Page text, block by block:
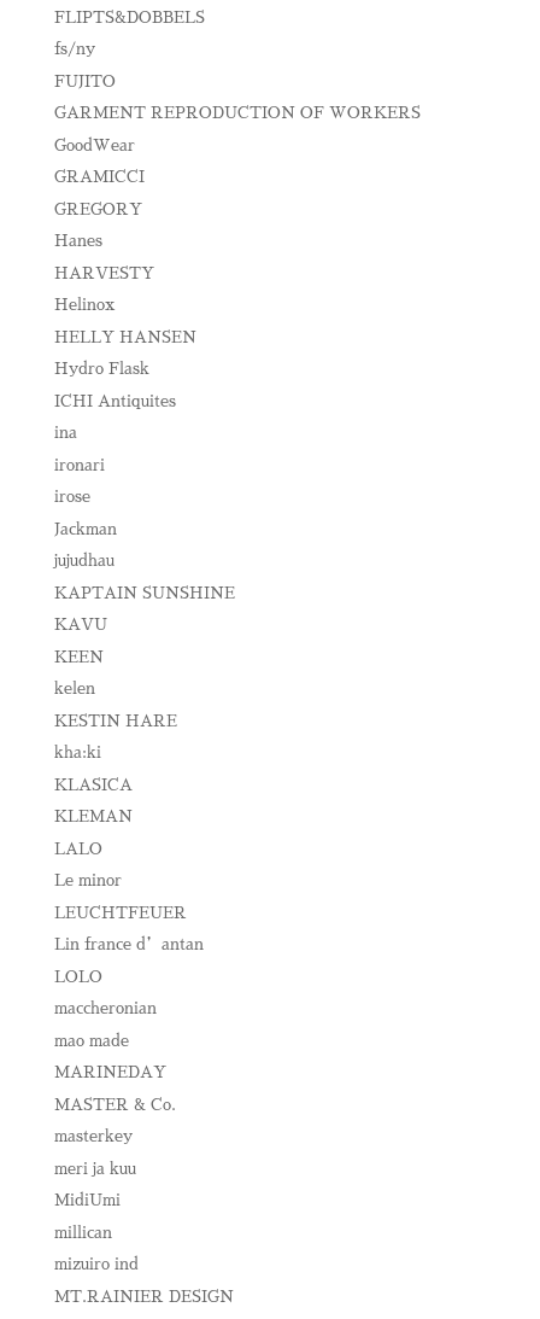
FLIPTS&DOBBELS
fs/ny
FUJITO
GARMENT REPRODUCTION OF WORKERS
GoodWear
GRAMICCI
GREGORY
Hanes
HARVESTY
Helinox
HELLY HANSEN
Hydro Flask
ICHI Antiquites
ina
ironari
irose
Jackman
jujudhau
KAPTAIN SUNSHINE
KAVU
KEEN
kelen
KESTIN HARE
kha:ki
KLASICA
KLEMAN
LALO
Le minor
LEUCHTFEUER
Lin france d’antan
LOLO
maccheronian
mao made
MARINEDAY
MASTER & Co.
masterkey
meri ja kuu
MidiUmi
millican
mizuiro ind
MT.RAINIER DESIGN